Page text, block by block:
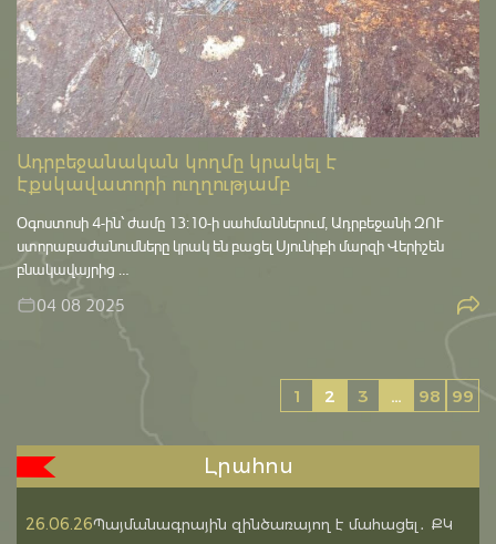
Ադրբեջանական կողմը կրակել է
էքսկավատորի ուղղությամբ
Օգոստոսի 4-ին՝ ժամը 13:10-ի սահմաններում, Ադրբեջանի ԶՈՒ
ստորաբաժանումները կրակ են բացել Սյունիքի մարզի Վերիշեն
բնակավայրից …
04 08 2025
1 2 3 … 98 99
Լրահոս
26.06.26Պայմանագրային զինծառայող է մահացել․ ՔԿ